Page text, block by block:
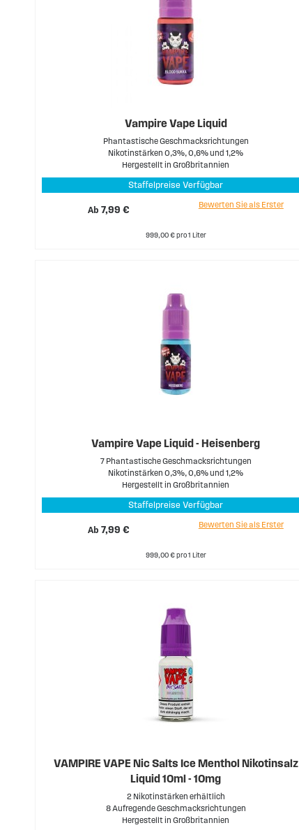
Vampire Vape Liquid
Phantastische Geschmacksrichtungen
Nikotinstärken 0,3%, 0,6% und 1,2%
Hergestellt in Großbritannien
Staffelpreise Verfügbar
Ab7,99 €
Bewerten Sie als Erster
999,00 € pro 1 Liter
Vampire Vape Liquid - Heisenberg
7 Phantastische Geschmacksrichtungen
Nikotinstärken 0,3%, 0,6% und 1,2%
Hergestellt in Großbritannien
Staffelpreise Verfügbar
Ab7,99 €
Bewerten Sie als Erster
999,00 € pro 1 Liter
VAMPIRE VAPE Nic Salts Ice Menthol Nikotinsalz
Liquid 10ml - 10mg
2 Nikotinstärken erhältlich
8 Aufregende Geschmacksrichtungen
Hergestellt in Großbritannien